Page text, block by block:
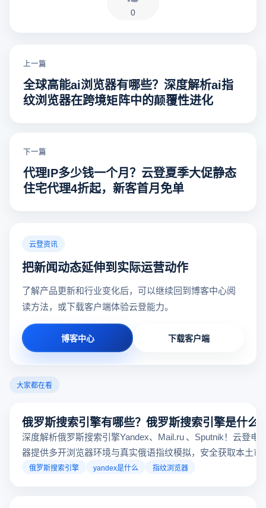
0
上一篇
全球高能ai浏览器有哪些？深度解析ai指
纹浏览器在跨境矩阵中的颠覆性进化
下一篇
代理IP多少钱一个月？云登夏季大促静态
住宅代理4折起，新客首月免单
云登资讯
把新闻动态延伸到实际运营动作
了解产品更新和行业变化后，可以继续回到博客中心阅
读方法，或下载客户端体验云登能力。
博客中心 下载客户端
大家都在看